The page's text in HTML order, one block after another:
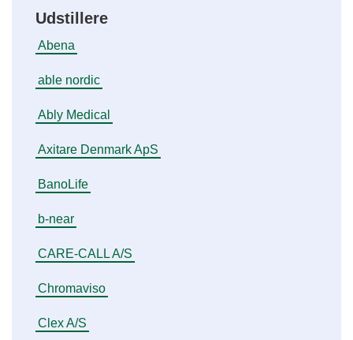
Udstillere
Abena
able nordic
Ably Medical
Axitare Denmark ApS
BanoLife
b-near
CARE-CALL A/S
Chromaviso
Clex A/S